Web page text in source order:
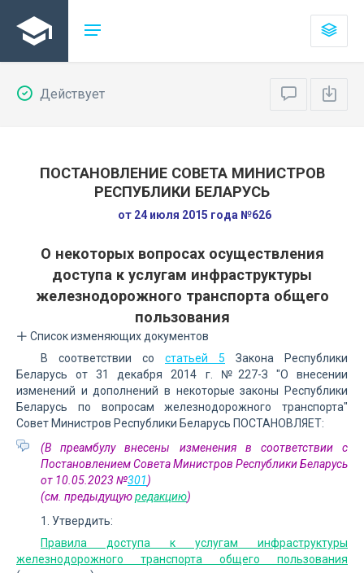
Действует
ПОСТАНОВЛЕНИЕ СОВЕТА МИНИСТРОВ
РЕСПУБЛИКИ БЕЛАРУСЬ
от 24 июля 2015 года №626
О некоторых вопросах осуществления
доступа к услугам инфраструктуры
железнодорожного транспорта общего
пользования
Список изменяющих документов
В соответствии со статьей 5 Закона Республики
Беларусь от 31 декабря 2014 г. №227-З "О внесении
изменений и дополнений в некоторые законы Республики
Беларусь по вопросам железнодорожного транспорта"
Совет Министров Республики Беларусь ПОСТАНОВЛЯЕТ:
(В преамбулу внесены изменения в соответствии с
Постановлением Совета Министров Республики Беларусь
от 10.05.2023 №301)
(см. предыдущуюредакцию)
1. Утвердить:
Правила доступа к услугам инфраструктуры
железнодорожного транспорта общего пользования